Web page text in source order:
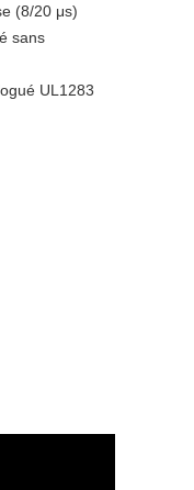
(8/20 μs)
sans
UL1283